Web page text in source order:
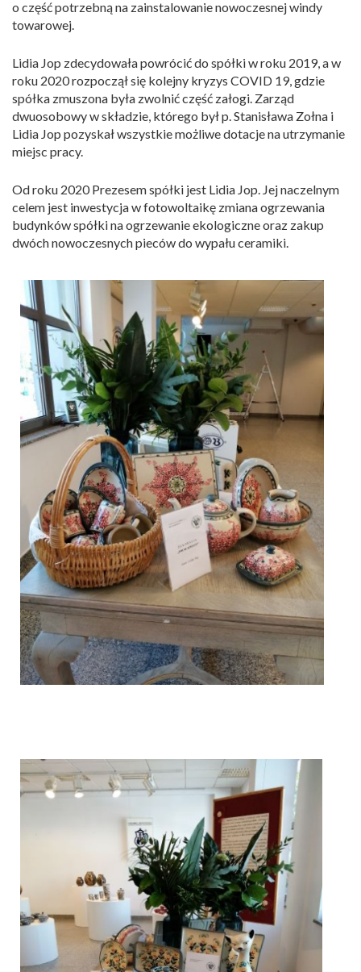
o część potrzebną na zainstalowanie nowoczesnej windy
towarowej.
Lidia Jop zdecydowała powrócić do spółki w roku 2019, a w
roku 2020 rozpoczął się kolejny kryzys COVID 19, gdzie
spółka zmuszona była zwolnić część załogi. Zarząd
dwuosobowy w składzie, którego był p. Stanisława Zołna i
Lidia Jop pozyskał wszystkie możliwe dotacje na utrzymanie
miejsc pracy.
Od roku 2020 Prezesem spółki jest Lidia Jop. Jej naczelnym
celem jest inwestycja w fotowoltaikę zmiana ogrzewania
budynków spółki na ogrzewanie ekologiczne oraz zakup
dwóch nowoczesnych pieców do wypału ceramiki.